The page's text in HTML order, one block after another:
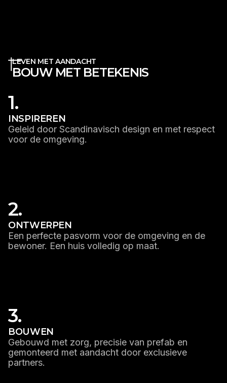
LEVEN MET AANDACHT
BOUW MET BETEKENIS
1.
INSPIREREN
Geleid door Scandinavisch design en met respect
voor de omgeving.
2.
ONTWERPEN
Een perfecte pasvorm voor de omgeving en de
bewoner. Een huis volledig op maat.
3.
BOUWEN
Gebouwd met zorg, precisie van prefab en
gemonteerd met aandacht door exclusieve
partners.